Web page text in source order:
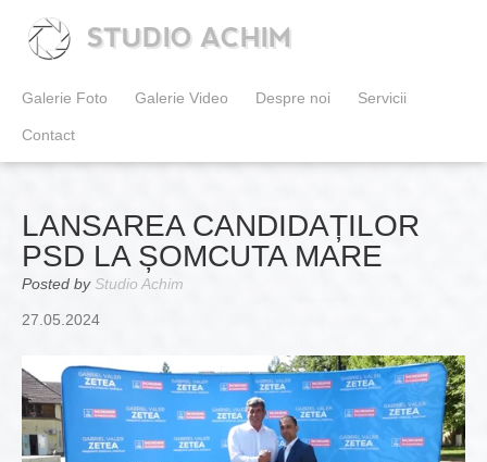
STUDIO ACHIM
Galerie Foto Galerie Video Despre noi Servicii
Contact
LANSAREA CANDIDAȚILOR
PSD LA ȘOMCUTA MARE
Posted by Studio Achim
27.05.2024